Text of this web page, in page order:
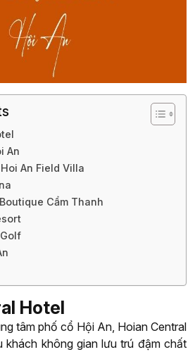
An
An Field Villa
Cẩm Thanh
Hotel
tâm phố cổ Hội An, Hoian Central
khách không gian lưu trú đậm chất